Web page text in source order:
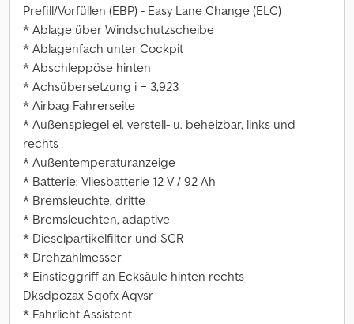
Prefill/Vorfüllen (EBP) - Easy Lane Change (ELC)
* Ablage über Windschutzscheibe
* Ablagenfach unter Cockpit
* Abschleppöse hinten
* Achsübersetzung i = 3,923
* Airbag Fahrerseite
* Außenspiegel el. verstell- u. beheizbar, links und
rechts
* Außentemperaturanzeige
* Batterie: Vliesbatterie 12 V / 92 Ah
* Bremsleuchte, dritte
* Bremsleuchten, adaptive
* Dieselpartikelfilter und SCR
* Drehzahlmesser
* Einstieggriff an Ecksäule hinten rechts
Dksdpozax Sqofx Aqvsr
* Fahrlicht-Assistent